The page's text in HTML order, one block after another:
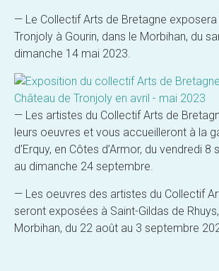
— Le Collectif Arts de Bretagne
Tronjoly à Gourin, dans le Morbihan, du
dimanche 14 mai 2023.
— Les artistes du Collectif Arts de
leurs oeuvres et vous accueilleront à la
d’Erquy, en Côtes d’Armor, du vendredi
au dimanche 24 septembre.
— Les oeuvres des artistes du Collectif
seront exposées à Saint-Gildas de
Morbihan, du 22 août au 3 septembre